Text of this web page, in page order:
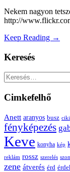
Nekem nagyon
http://
Keep Reading →
Keresés
Keresés:
Cimkefelhő
Anett aranyos busz ciki
fényképezés
Keve konyha kép
reklám rossz szerelés
zene átverés érd